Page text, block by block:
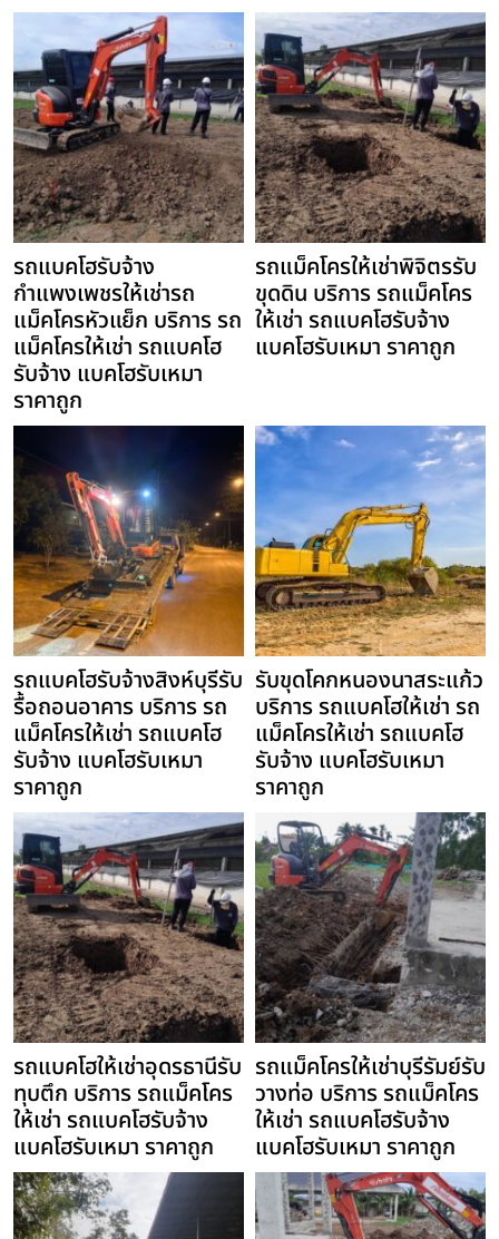
รถแบคโฮรับจ้าง
กำแพงเพชรให้เช่ารถ
แม็คโครหัวแย็ก บริการ รถ
แม็คโครให้เช่า รถแบคโฮ
รับจ้าง แบคโฮรับเหมา
ราคาถูก
รถแม็คโครให้เช่าพิจิตรรับ
ขุดดิน บริการ รถแม็คโคร
ให้เช่า รถแบคโฮรับจ้าง
แบคโฮรับเหมา ราคาถูก
รถแบคโฮรับจ้างสิงห์บุรีรับ
รื้อถอนอาคาร บริการ รถ
แม็คโครให้เช่า รถแบคโฮ
รับจ้าง แบคโฮรับเหมา
ราคาถูก
รับขุดโคกหนองนาสระแก้ว
บริการ รถแบคโฮให้เช่า รถ
แม็คโครให้เช่า รถแบคโฮ
รับจ้าง แบคโฮรับเหมา
ราคาถูก
รถแบคโฮให้เช่าอุดรธานีรับ
ทุบตึก บริการ รถแม็คโคร
ให้เช่า รถแบคโฮรับจ้าง
แบคโฮรับเหมา ราคาถูก
รถแม็คโครให้เช่าบุรีรัมย์รับ
วางท่อ บริการ รถแม็คโคร
ให้เช่า รถแบคโฮรับจ้าง
แบคโฮรับเหมา ราคาถูก